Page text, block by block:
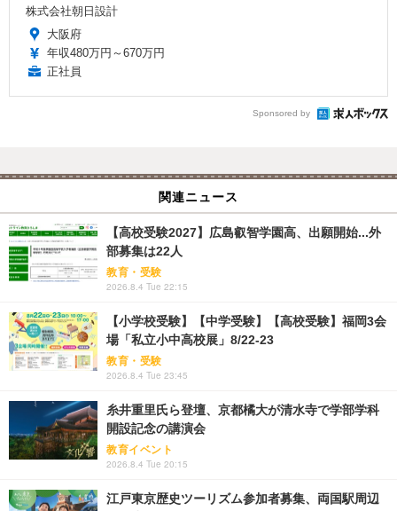
株式会社朝日設計
大阪府
年収480万円～670万円
正社員
Sponsored by
関連ニュース
【高校受験2027】広島叡智学園高、出願開始...外
部募集は22人
教育・受験
2026.8.4 Tue 22:15
【小学校受験】【中学受験】【高校受験】福岡3会
場「私立小中高校展」8/22-23
教育・受験
2026.8.4 Tue 23:45
糸井重里氏ら登壇、京都橘大が清水寺で学部学科
開設記念の講演会
教育イベント
2026.8.4 Tue 20:15
江戸東京歴史ツーリズム参加者募集、両国駅周辺